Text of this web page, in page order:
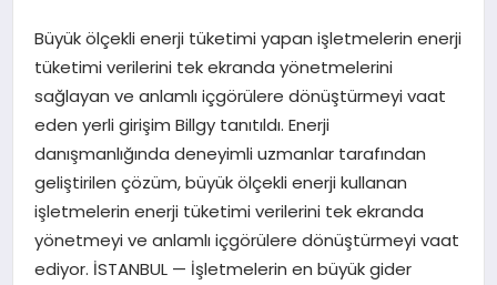
EKONOMI
SAĞLIK
DÜNYA
EĞITIM
Büyük ölçekli enerji tüketimi yapan işletmelerin enerji
tüketimi verilerini tek ekranda yönetmelerini
sağlayan ve anlamlı içgörülere dönüştürmeyi vaat
eden yerli girişim Billgy tanıtıldı. Enerji
danışmanlığında deneyimli uzmanlar tarafından
geliştirilen çözüm, büyük ölçekli enerji kullanan
işletmelerin enerji tüketimi verilerini tek ekranda
yönetmeyi ve anlamlı içgörülere dönüştürmeyi vaat
ediyor. İSTANBUL — İşletmelerin en büyük gider